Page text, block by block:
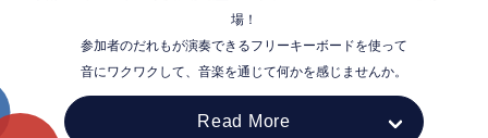
場！
参加者のだれもが演奏できるフリーキーボードを使って
音にワクワクして、音楽を通じて何かを感じませんか。
Read More